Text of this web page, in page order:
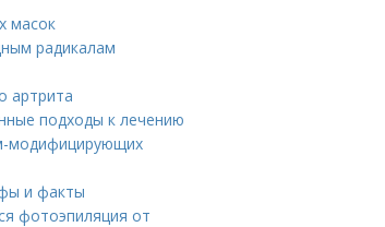
масок
радикалам
артрита
подходы к лечению
модифицирующих
и факты
фотоэпиляция от